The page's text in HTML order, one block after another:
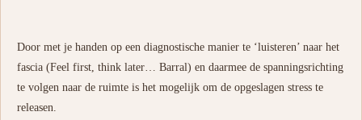
Door met je handen op een diagnostische manier te ‘luisteren’ naar het
fascia (Feel first, think later… Barral) en daarmee de spanningsrichting
te volgen naar de ruimte is het mogelijk om de opgeslagen stress te
releasen.